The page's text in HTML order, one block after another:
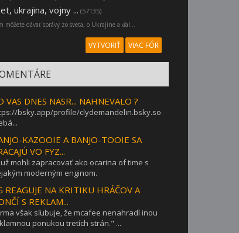
ukrajina, vojny ... (57135)
môžete dávať správy zo sveta, o Ukrajine a ďal...
VYTVORIŤ VIAC FÓR
VAS DNES NASR... NAHNEVALO ?
bsky.app/profile/clydemandelin.bsky.social/post/
KAZOOIE A BANJO-TOOIE SA
VO FYZ...
mohli zapracovať ako ocarina of time s
moderným enginom.
REAGUJE NA KRITIKU HRÁČOV A
S REKLAM...
však sľubuje, že mcafee nenahradí inou
ponukou tretích strán." ...